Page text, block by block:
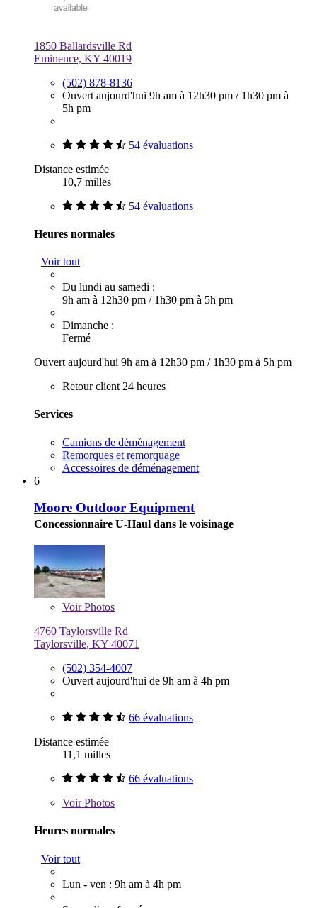
1850 Ballardsville Rd
Eminence, KY 40019
(502) 878-8136
Ouvert aujourd'hui 9h am à 12h30 pm / 1h30 pm à
5h pm
54 évaluations
Distance estimée
10,7 milles
54 évaluations
Heures normales
Voir tout
Du lundi au samedi :
9h am à 12h30 pm / 1h30 pm à 5h pm
Dimanche :
Fermé
Ouvert aujourd'hui 9h am à 12h30 pm / 1h30 pm à 5h pm
Retour client 24 heures
Services
Camions de déménagement
Remorques et remorquage
Accessoires de déménagement
6
Moore Outdoor Equipment
Concessionnaire U-Haul dans le voisinage
VoirPhotos
4760 Taylorsville Rd
Taylorsville, KY 40071
(502) 354-4007
Ouvert aujourd'hui de 9h am à 4h pm
66 évaluations
Distance estimée
11,1 milles
66 évaluations
VoirPhotos
Heures normales
Voir tout
Lun - ven : 9h am à 4h pm